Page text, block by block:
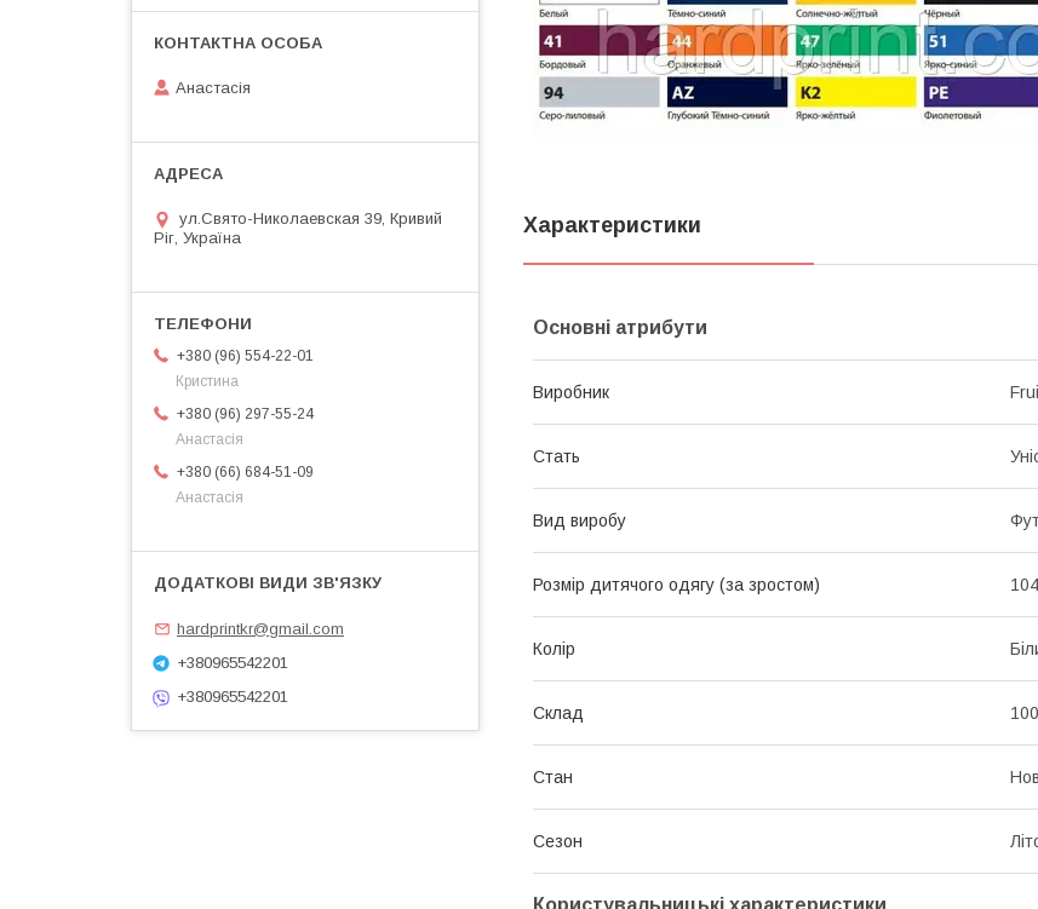
Характеристики
Основні атрибути
Виробник
Стать
Вид виробу
Розмір дитячого одягу (за зростом) 104
Колір
Склад
Стан
Сезон
Користувальницькі характеристики
Анастасія
ул.Свято-Николаевская 39, Кривий
Ріг, Україна
+380 (96) 554-22-01
Кристина
+380 (96) 297-55-24
Анастасія
+380 (66) 684-51-09
Анастасія
hardprintkr@gmail.com
+380965542201
+380965542201